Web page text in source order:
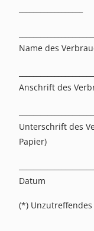
Name des
Anschrift des
Unterschrift des
Papier)
Datum
(*)